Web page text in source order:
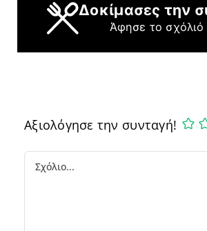
Δοκίμασες την
Άφησε το σχόλιό
Αξιολόγησε την συνταγή!
Comment